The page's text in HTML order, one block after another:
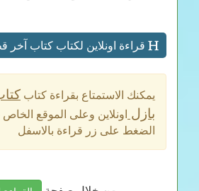
قراءة اونلاين لكتاب كتاب آخر
يمكنك الاستمتاع بقراءة كتاب
بازل
اونلاين وعلى الموقع
الضغط على زر قراءة بالاسفل